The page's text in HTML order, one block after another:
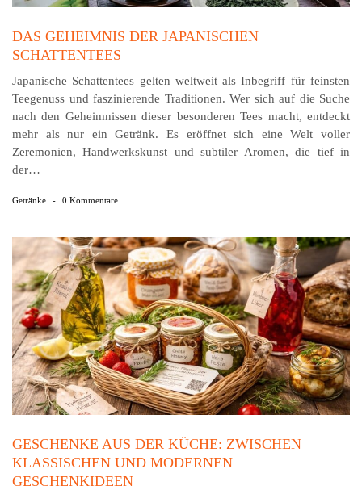
DAS GEHEIMNIS DER JAPANISCHEN
SCHATTENTEES
Japanische Schattentees gelten weltweit als Inbegriff für feinsten
Teegenuss und faszinierende Traditionen. Wer sich auf die Suche
nach den Geheimnissen dieser besonderen Tees macht, entdeckt
mehr als nur ein Getränk. Es eröffnet sich eine Welt voller
Zeremonien, Handwerkskunst und subtiler Aromen, die tief in
der…
Getränke - 0 Kommentare
GESCHENKE AUS DER KÜCHE: ZWISCHEN
KLASSISCHEN UND MODERNEN
GESCHENKIDEEN